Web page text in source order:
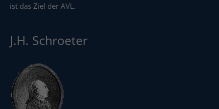
ist das Ziel der AVL.
J.H. Schroeter